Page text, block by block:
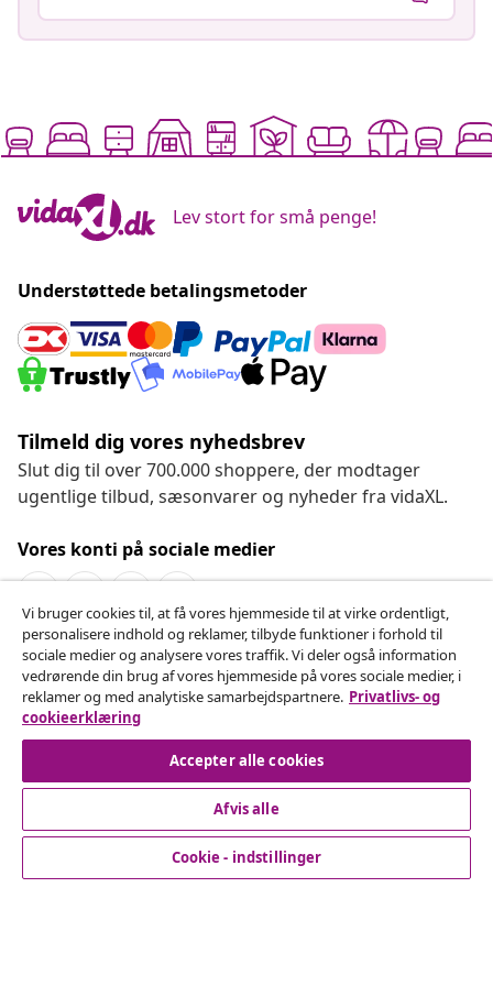
Lev stort for små penge!
Understøttede betalingsmetoder
Tilmeld dig vores nyhedsbrev
Slut dig til over 700.000 shoppere, der modtager
ugentlige tilbud, sæsonvarer og nyheder fra vidaXL.
Vores konti på sociale medier
Fortryd køb
Indsend en anmodning om at fortryde din ordre.
Fortryd køb
Kundeservice
Vi bruger cookies til, at få vores hjemmeside til at virke ordentligt,
personalisere indhold og reklamer, tilbyde funktioner i forhold til
sociale medier og analysere vores traffik. Vi deler også information
vedrørende din brug af vores hjemmeside på vores sociale medier, i
reklamer og med analytiske samarbejdspartnere. Privatlivs- og
cookieerklæring
Accepter alle cookies
Afvis alle
Cookie - indstillinger